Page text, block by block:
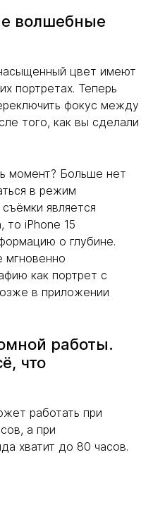
волшебные
цвет имеют
портретах. Теперь
фокус между
того, как вы сделали
момент? Больше нет
в режим
является
то iPhone 15
о глубине.
мгновенно
как портрет с
в приложении
работы.
что
работать при
а при
хватит до 80 часов.